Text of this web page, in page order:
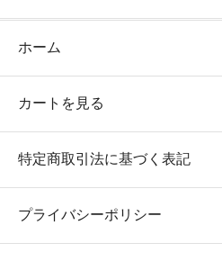
ホーム
カートを見る
特定商取引法に基づく表記
プライバシーポリシー